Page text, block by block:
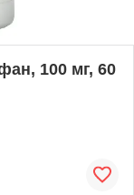
100 мг, 60